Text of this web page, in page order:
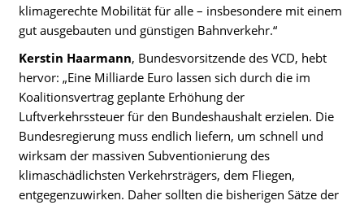
klimagerechte Mobilität für alle – insbesondere mit einem
gut ausgebauten und günstigen Bahnverkehr.“
Kerstin Haarmann, Bundesvorsitzende des VCD, hebt
hervor: „Eine Milliarde Euro lassen sich durch die im
Koalitionsvertrag geplante Erhöhung der
Luftverkehrssteuer für den Bundeshaushalt erzielen. Die
Bundesregierung muss endlich liefern, um schnell und
wirksam der massiven Subventionierung des
klimaschädlichsten Verkehrsträgers, dem Fliegen,
entgegenzuwirken. Daher sollten die bisherigen Sätze der